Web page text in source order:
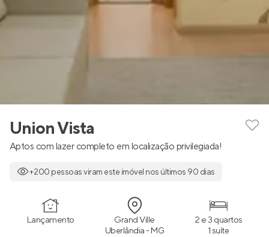
Union Vista
Aptos com lazer completo em localização privilegiada!
+200 pessoas viram este imóvel nos últimos 90 dias
Lançamento Grand Ville
Uberlândia - MG
2 e 3 quartos
1 suíte